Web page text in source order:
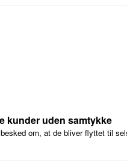
kunder uden samtykke
om, at de bliver flyttet til